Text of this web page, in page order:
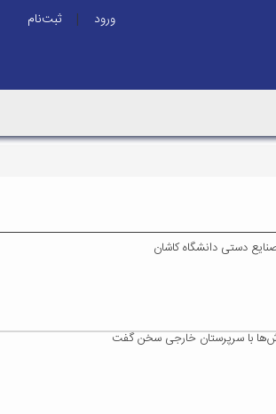
ورود |
ثبت‌نام
دستی دانشگاه کاشان
با سرپرستان خارجی سخن گفت